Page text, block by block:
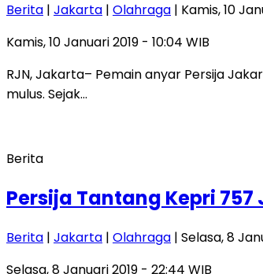
Berita | Jakarta | Olahraga | Kamis, 10
Kamis, 10 Januari 2019 - 10:04 WIB
RJN, Jakarta– Pemain anyar Persija
mulus. Sejak…
Berita
Persija Tantang Kepri
Berita | Jakarta | Olahraga | Selasa, 8
Selasa, 8 Januari 2019 - 22:44 WIB